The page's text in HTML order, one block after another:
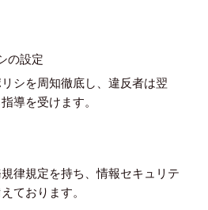
の設定
シを周知徹底し、違反者は翌
導を受けます。
律規定を持ち、情報セキュリテ
ております。